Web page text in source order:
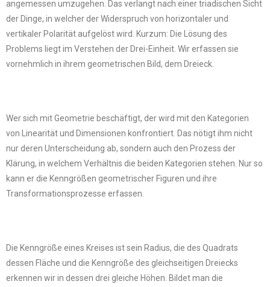
angemessen umzugehen. Das verlangt nach einer triadischen Sicht
der Dinge, in welcher der Widerspruch von horizontaler und
vertikaler Polarität aufgelöst wird. Kurzum: Die Lösung des
Problems liegt im Verstehen der Drei-Einheit. Wir erfassen sie
vornehmlich in ihrem geometrischen Bild, dem Dreieck.
Wer sich mit Geometrie beschäftigt, der wird mit den Kategorien
von Linearität und Dimensionen konfrontiert. Das nötigt ihm nicht
nur deren Unterscheidung ab, sondern auch den Prozess der
Klärung, in welchem Verhältnis die beiden Kategorien stehen. Nur so
kann er die Kenngrößen geometrischer Figuren und ihre
Transformationsprozesse erfassen.
Die Kenngröße eines Kreises ist sein Radius, die des Quadrats
dessen Fläche und die Kenngröße des gleichseitigen Dreiecks
erkennen wir in dessen drei gleiche Höhen. Bildet man die